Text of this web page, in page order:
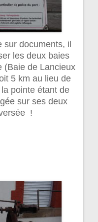
sur documents, il
les deux baies
(Baie de Lancieux
5 km au lieu de
pointe étant de
sur ses deux
!